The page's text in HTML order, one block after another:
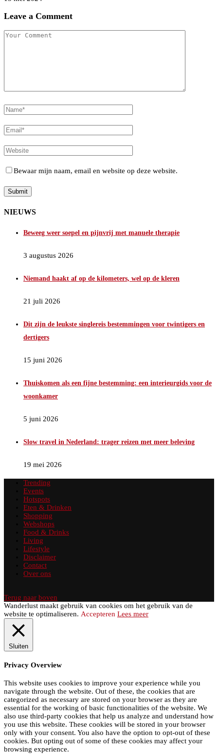
Leave a Comment
Bewaar mijn naam, email en website op deze website.
NIEUWS
Beweeg weer soepel en pijnvrij met manuele therapie
3 augustus 2026
Niemand haakt af op de kilometers, wel op de kleren
21 juli 2026
Dit zijn de leukste singlereis bestemmingen voor twintigers en
dertigers
15 juni 2026
Thuiskomen als een fijne bestemming: een interieurgids voor de
woonkamer
5 juni 2026
Slow travel in Nederland: trager reizen met meer beleving
19 mei 2026
Trending
Events
Hotspots
Eten & Drinken
Shopping
Webshops
Food & Drinks
Living
Lifestyle
Disclaimer
Contact
Over ons
Terug naar boven
Wanderlust maakt gebruik van cookies om het gebruik van de
website te optimaliseren. Accepteren Lees meer
Sluiten
Privacy Overview
This website uses cookies to improve your experience while you
navigate through the website. Out of these, the cookies that are
categorized as necessary are stored on your browser as they are
essential for the working of basic functionalities of the website. We
also use third-party cookies that help us analyze and understand how
you use this website. These cookies will be stored in your browser
only with your consent. You also have the option to opt-out of these
cookies. But opting out of some of these cookies may affect your
browsing experience.